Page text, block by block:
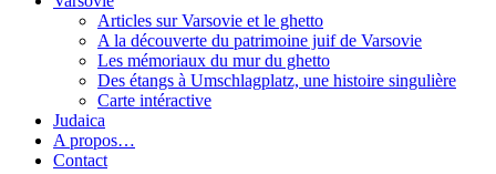
Articles sur Varsovie et le ghetto
A la découverte du patrimoine juif de Varsovie
Les mémoriaux du mur du ghetto
Des étangs à Umschlagplatz, une histoire singulière
Carte intéractive
Judaica
A propos…
Contact